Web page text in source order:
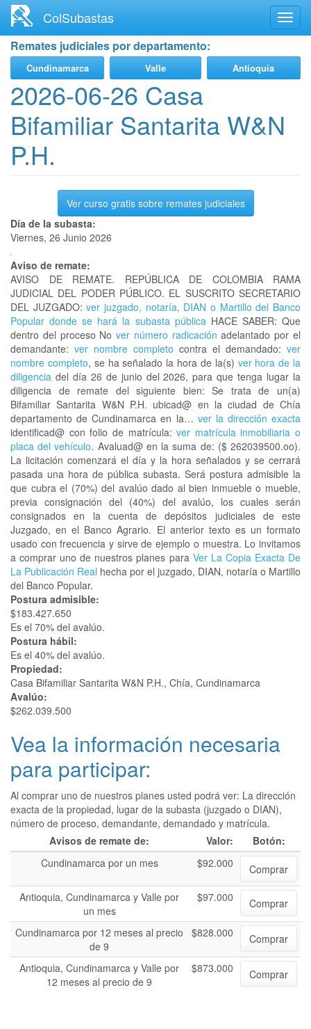
contenido
principal
ColSubastas
Remates judiciales por departamento:
Cundinamarca Valle Antioquia
2026-06-26 Casa
Bifamiliar Santarita W&N
P.H.
Ver curso gratis sobre remates judiciales
Día de la subasta:
Viernes, 26 Junio 2026
Aviso de remate:
AVISO DE REMATE. REPÚBLICA DE COLOMBIA RAMA
JUDICIAL DEL PODER PÚBLICO. EL SUSCRITO SECRETARIO
DEL JUZGADO: ver juzgado, notaría, DIAN o Martillo del Banco
Popular donde se hará la subasta públicaHACE SABER: Que
dentro del proceso Nover número radicación adelantado por el
demandante: ver nombre completo contra el demandado: ver
nombre completo, se ha señalado la hora de la(s) ver hora de la
diligencia del día 26 de junio del 2026, para que tenga lugar la
diligencia de remate del siguiente bien: Se trata de un(a)
Bifamiliar Santarita W&N P.H. ubicad@ en la ciudad de Chía
departamento de Cundinamarca en la… ver la dirección exacta
identificad@ con folio de matrícula:ver matrícula inmobiliaria o
placa del vehículo. Avaluad@ en la suma de: ($ 262039500.oo).
La licitación comenzará el día y la hora señalados y se cerrará
pasada una hora de pública subasta. Será postura admisible la
que cubra el (70%) del avalúo dado al bien inmueble o mueble,
previa consignación del (40%) del avalúo, los cuales serán
consignados en la cuenta de depósitos judiciales de este
Juzgado, en el Banco Agrario. El anterior texto es un formato
usado con frecuencia y sirve de ejemplo o muestra. Lo invitamos
a comprar uno de nuestros planes para Ver La Copia Exacta De
La Publicación Real hecha por el juzgado, DIAN, notaría o Martillo
del Banco Popular.
Postura admisible:
$183.427.650
Es el 70% del avalúo.
Postura hábil:
Es el 40% del avalúo.
Propiedad:
Casa Bifamiliar Santarita W&N P.H., Chía, Cundinamarca
Avalúo:
$262.039.500
Vea la información necesaria
para participar:
Al comprar uno de nuestros planes usted podrá ver: La dirección
exacta de la propiedad, lugar de la subasta (juzgado o DIAN),
número de proceso, demandante, demandado y matrícula.
Avisos de remate de:
Valor:
Botón:
Cundinamarca por un mes
$92.000
Comprar
Antioquia, Cundinamarca y Valle por
un mes
$97.000 Comprar
Cundinamarca por 12 meses al precio
de 9
$828.000 Comprar
Antioquia, Cundinamarca y Valle por
12 meses al precio de 9
$873.000 Comprar